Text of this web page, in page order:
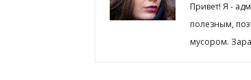
Привет! Я -
полезным,
мусором.